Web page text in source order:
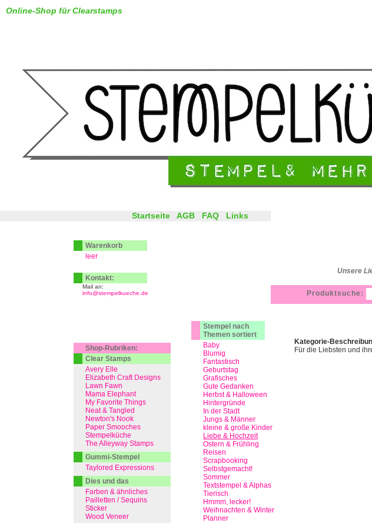
Unsere
Online-Shop für Clearstamps
Stempel nach
Themen sortiert
Baby
Blumig
Fantastisch
Geburtstag
Grafisches
Gute Gedanken
Herbst & Halloween
Hintergründe
In der Stadt
Jungs & Männer
kleine & große Kinder
Liebe & Hochzeit
Ostern & Frühling
Reisen
Scrapbooking
Selbstgemacht!
Sommer
Textstempel & Alphas
Tierisch
Hmmm, lecker!
Weihnachten & Winter
Planner
Kategorie-
Für die Liebsten und
Startseite AGB FAQ Links
Produktsuche:
Warenkorb
leer
Kontakt:
Mail an:
info@stempelkueche.de
Shop-Rubriken:
Clear Stamps
Avery Elle
Elizabeth Craft Designs
Lawn Fawn
Mama Elephant
My Favorite Things
Neat & Tangled
Newton's Nook
Paper Smooches
Stempelküche
The Alleyway Stamps
Gummi-Stempel
Taylored Expressions
Dies und das
Farben & ähnliches
Pailletten / Sequins
Sticker
Wood Veneer